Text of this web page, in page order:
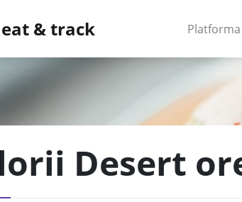
eat & track Platforma
Desert